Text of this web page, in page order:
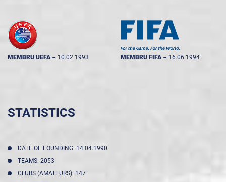
MEMBRU UEFA -- 10.02.1993 MEMBRU FIFA -- 16.06.1994
STATISTICS
DATE OF FOUNDING: 14.04.1990
TEAMS: 2053
CLUBS (AMATEURS): 147